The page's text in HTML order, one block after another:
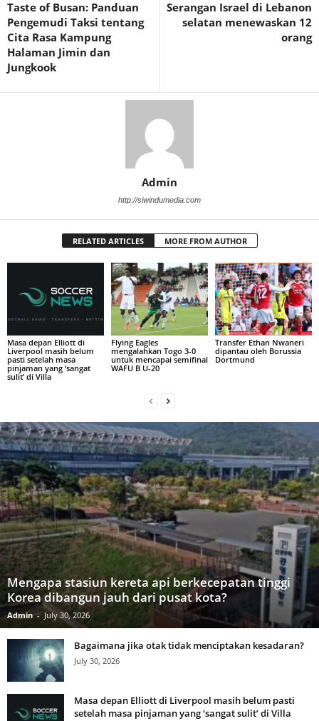
Taste of Busan: Panduan
Pengemudi Taksi tentang
Cita Rasa Kampung
Halaman Jimin dan
Jungkook
Serangan Israel di Lebanon
selatan menewaskan 12
orang
Admin
http://siwindumedia.com
RELATED ARTICLES MORE FROM AUTHOR
Masa depan Elliott di
Liverpool masih belum
pasti setelah masa
pinjaman yang ‘sangat
sulit’ di Villa
Flying Eagles
mengalahkan Togo 3-0
untuk mencapai semifinal
WAFU B U-20
Transfer Ethan Nwaneri
dipantau oleh Borussia
Dortmund
Mengapa stasiun kereta api berkecepatan tinggi
Korea dibangun jauh dari pusat kota?
Admin - July 30, 2026
Bagaimana jika otak tidak menciptakan kesadaran?
July 30, 2026
Masa depan Elliott di Liverpool masih belum pasti
setelah masa pinjaman yang ‘sangat sulit’ di Villa